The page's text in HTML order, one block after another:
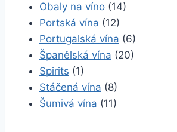
Obaly na víno (14)
Portská vína (12)
Portugalská vína (6)
Španělská vína (20)
Spirits (1)
Stáčená vína (8)
Šumivá vína (11)